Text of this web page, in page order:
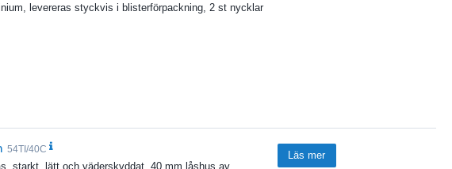
levereras styckvis i blisterförpackning, 2 st nycklar
54TI/40C
starkt, lätt och väderskyddat. 40 mm låshus av
Läs mer